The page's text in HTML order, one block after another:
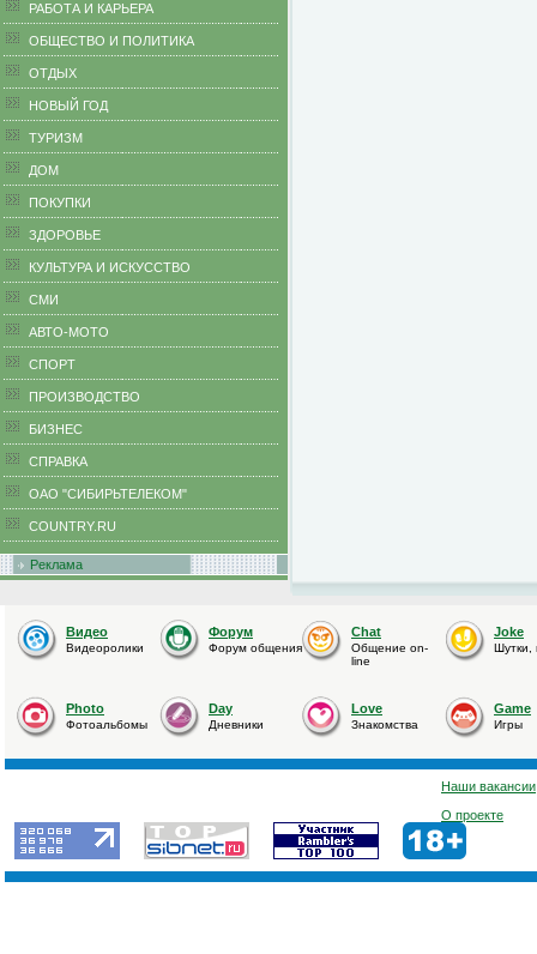
РАБОТА И КАРЬЕРА
ОБЩЕСТВО И ПОЛИТИКА
ОТДЫХ
НОВЫЙ ГОД
ТУРИЗМ
ДОМ
ПОКУПКИ
ЗДОРОВЬЕ
КУЛЬТУРА И ИСКУССТВО
СМИ
АВТО-МОТО
СПОРТ
ПРОИЗВОДСТВО
БИЗНЕС
CПРАВКА
ОАО "СИБИРЬТЕЛЕКОМ"
COUNTRY.RU
Реклама
Видео
Видеоролики
Форум
Форум общения
Chat
Общение on-
line
Joke
Шутки,
Photo
Фотоальбомы
Day
Дневники
Love
Знакомства
Game
Игры
Наши вакансии
О проекте